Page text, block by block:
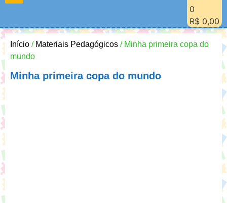
0
R$ 0,00
Início / Materiais Pedagógicos / Minha primeira copa do
mundo
Minha primeira copa do mundo